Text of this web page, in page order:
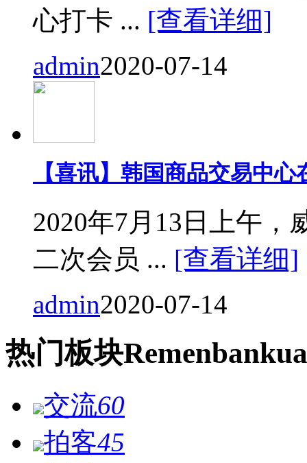
心打卡 ... [查看详细]
admin2020-07-14
【喜讯】韩国商品交易中
2020年7月13日上午，
二次会员 ... [查看详细]
admin2020-07-14
热门板块Remen
交流60
拍客45